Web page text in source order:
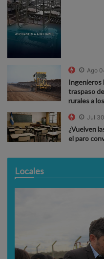
Ago
Ingenieros
traspaso
rurales a
Jul
¿Vuelven
el paro
Locales